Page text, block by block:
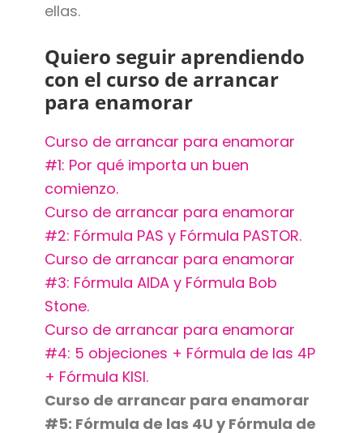
ellas.
Quiero seguir aprendiendo
con el curso de arrancar
para enamorar
Curso de arrancar para enamorar
#1: Por qué importa un buen
comienzo.
Curso de arrancar para enamorar
#2: Fórmula PAS y Fórmula PASTOR.
Curso de arrancar para enamorar
#3: Fórmula AIDA y Fórmula Bob
Stone.
Curso de arrancar para enamorar
#4: 5 objeciones + Fórmula de las 4P
+ Fórmula KISI.
Curso de arrancar para enamorar
#5: Fórmula de las 4U y Fórmula de